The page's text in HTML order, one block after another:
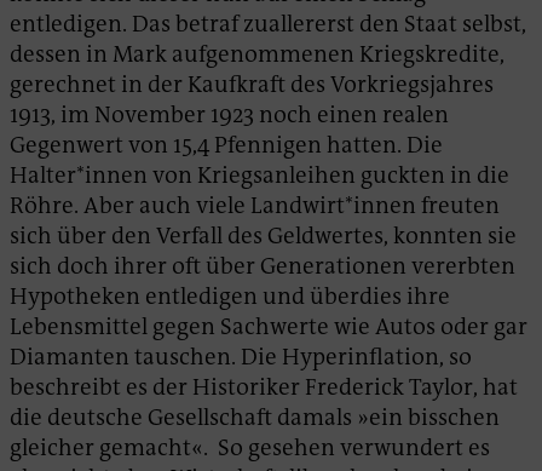
entledigen. Das betraf zuallererst den Staat selbst,
dessen in Mark aufgenommenen Kriegskredite,
gerechnet in der Kaufkraft des Vorkriegsjahres
1913, im November 1923 noch einen realen
Gegenwert von 15,4 Pfennigen hatten. Die
Halter*innen von Kriegsanleihen guckten in die
Röhre. Aber auch viele Landwirt*innen freuten
sich über den Verfall des Geldwertes, konnten sie
sich doch ihrer oft über Generationen vererbten
Hypotheken entledigen und überdies ihre
Lebensmittel gegen Sachwerte wie Autos oder gar
Diamanten tauschen. Die Hyperinflation, so
beschreibt es der Historiker Frederick Taylor, hat
die deutsche Gesellschaft damals »ein bisschen
gleicher gemacht«. So gesehen verwundert es